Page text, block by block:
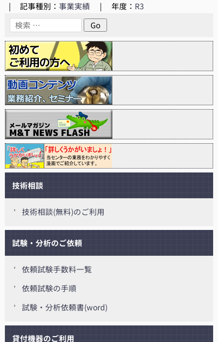
|
記事種別：事業実績 | 年度： R3
技術相談
技術相談(無料)のご利用
試験・分析のご依頼
依頼試験手数料一覧
依頼試験の手順
試験・分析依頼書(word)
貸付機器のご利用